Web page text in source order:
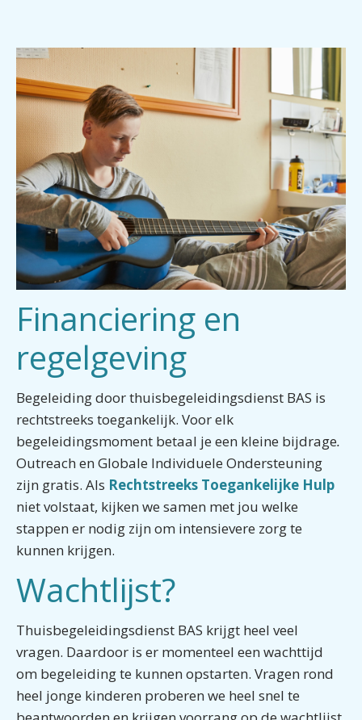
Financiering en
regelgeving
Begeleiding door thuisbegeleidingsdienst BAS is
rechtstreeks toegankelijk. Voor elk
begeleidingsmoment betaal je een kleine bijdrage.
Outreach en Globale Individuele Ondersteuning
zijn gratis. Als Rechtstreeks Toegankelijke Hulp
niet volstaat, kijken we samen met jou welke
stappen er nodig zijn om intensievere zorg te
kunnen krijgen.
Wachtlijst?
Thuisbegeleidingsdienst BAS krijgt heel veel
vragen. Daardoor is er momenteel een wachttijd
om begeleiding te kunnen opstarten. Vragen rond
heel jonge kinderen proberen we heel snel te